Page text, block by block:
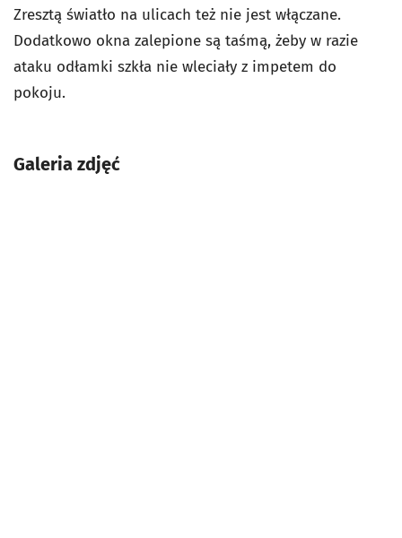
Zresztą światło na ulicach też nie jest włączane.
Dodatkowo okna zalepione są taśmą, żeby w razie
ataku odłamki szkła nie wleciały z impetem do
pokoju.
Galeria zdjęć